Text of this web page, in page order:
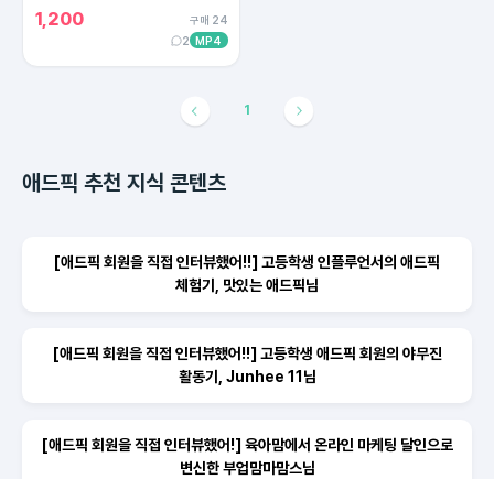
1,200
구매 24
2 MP4
1
애드픽 추천 지식 콘텐츠
[애드픽 회원을 직접 인터뷰했어!!] 고등학생 인플루언서의 애드픽
체험기, 맛있는 애드픽님
[애드픽 회원을 직접 인터뷰했어!!] 고등학생 애드픽 회원의 야무진
활동기, Junhee 11님
[애드픽 회원을 직접 인터뷰했어!] 육아맘에서 온라인 마케팅 달인으로
변신한 부업맘마맘스님